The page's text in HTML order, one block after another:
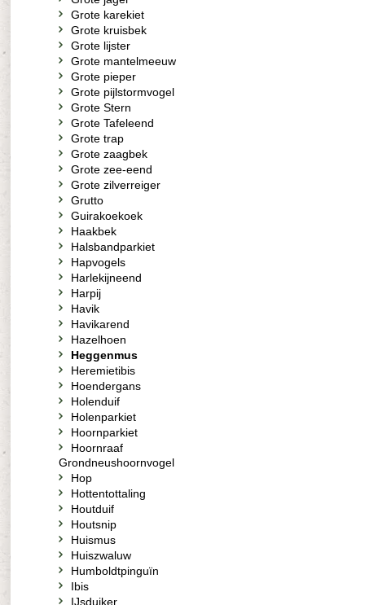
Grote karekiet
Grote kruisbek
Grote lijster
Grote mantelmeeuw
Grote pieper
Grote pijlstormvogel
Grote Stern
Grote Tafeleend
Grote trap
Grote zaagbek
Grote zee-eend
Grote zilverreiger
Grutto
Guirakoekoek
Haakbek
Halsbandparkiet
Hapvogels
Harlekijneend
Harpij
Havik
Havikarend
Hazelhoen
Heggenmus
Heremietibis
Hoendergans
Holenduif
Holenparkiet
Hoornparkiet
Hoornraaf
Grondneushoornvogel
Hop
Hottentottaling
Houtduif
Houtsnip
Huismus
Huiszwaluw
Humboldtpinguïn
Ibis
IJsduiker